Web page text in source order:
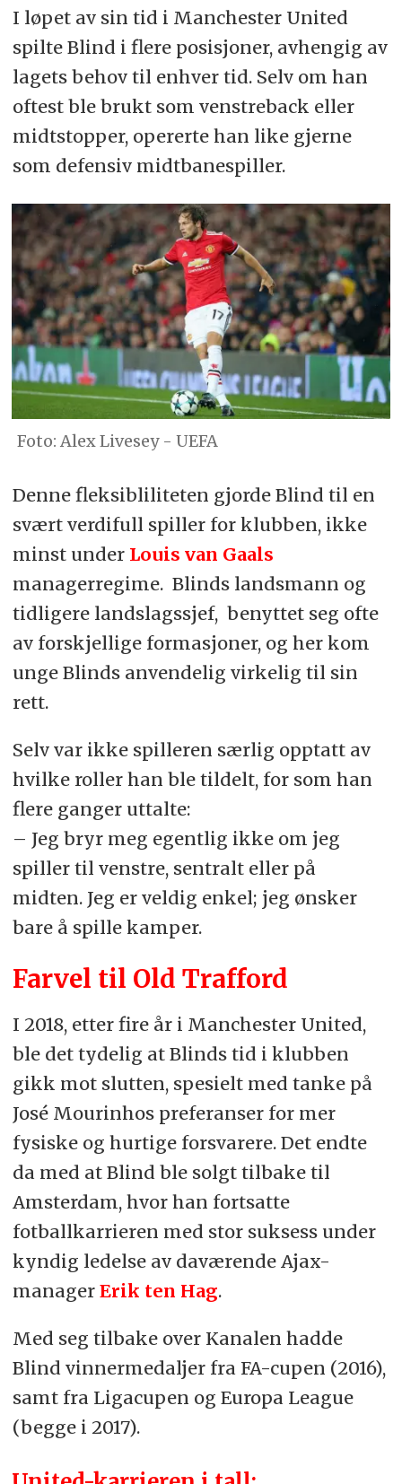
I løpet av sin tid i Manchester United
spilte Blind i flere posisjoner, avhengig av
lagets behov til enhver tid. Selv om han
oftest ble brukt som venstreback eller
midtstopper, opererte han like gjerne
som defensiv midtbanespiller.
Alex Livesey - UEFA
Denne fleksibliliteten gjorde Blind til en
svært verdifull spiller for klubben, ikke
minst under Louis van Gaals
managerregime. Blinds landsmann og
tidligere landslagssjef, benyttet seg ofte
av forskjellige formasjoner, og her kom
unge Blinds anvendelig virkelig til sin
rett.
Selv var ikke spilleren særlig opptatt av
hvilke roller han ble tildelt, for som han
flere ganger uttalte:
– Jeg bryr meg egentlig ikke om jeg
spiller til venstre, sentralt eller på
midten. Jeg er veldig enkel; jeg ønsker
bare å spille kamper.
Farvel til Old Trafford
I 2018, etter fire år i Manchester United,
ble det tydelig at Blinds tid i klubben
gikk mot slutten, spesielt med tanke på
José Mourinhos preferanser for mer
fysiske og hurtige forsvarere. Det endte
da med at Blind ble solgt tilbake til
Amsterdam, hvor han fortsatte
fotballkarrieren med stor suksess under
kyndig ledelse av daværende Ajax-
manager Erik ten Hag.
Med seg tilbake over Kanalen hadde
Blind vinnermedaljer fra FA-cupen (2016),
samt fra Ligacupen og Europa League
(begge i 2017).